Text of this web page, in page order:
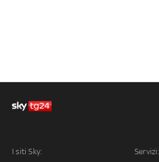
I siti Sky: Servizi: